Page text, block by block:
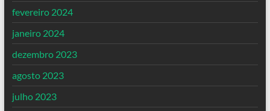
fevereiro 2024
janeiro 2024
dezembro 2023
agosto 2023
julho 2023